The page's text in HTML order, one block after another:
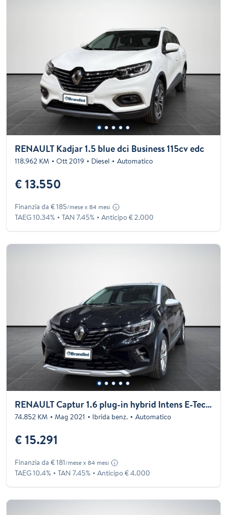
RENAULT Kadjar 1.5 blue dci Business 115cv edc
118.962 KM Ott 2019 Diesel Automatico
€ 13.550
Finanzia da € 185/mese x 84 mesi
TAEG 10.34% TAN 7.45% Anticipo € 2.000
RENAULT Captur 1.6 plug-in hybrid Intens E-Tech 160cv auto my21
74.852 KM Mag 2021 Ibrida benz. Automatico
€ 15.291
Finanzia da € 181/mese x 84 mesi
TAEG 10.4% TAN 7.45% Anticipo € 4.000